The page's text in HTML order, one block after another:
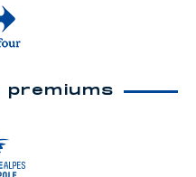
premiums